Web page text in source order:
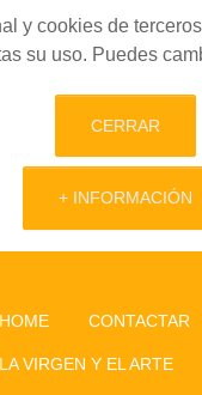
y cookies de
su uso. Puedes
CERRAR
+ INFORMACIÓN
HOME CONTACTAR
LA VIRGEN Y EL ARTE